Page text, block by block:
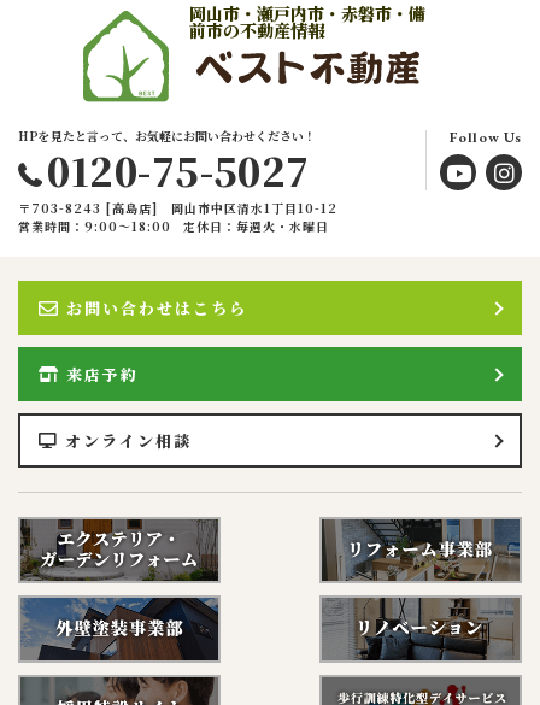
岡山市・瀬戸内市・赤磐市・備
前市の不動産情報
HPを見たと言って、お気軽にお問い合わせください！
0120-75-5027
Follow Us
〒703-8243 [高島店] 岡山市中区清水1丁目10-12
営業時間：9:00〜18:00
定休日：毎週火・水曜日
お問い合わせはこちら
来店予約
オンライン相談